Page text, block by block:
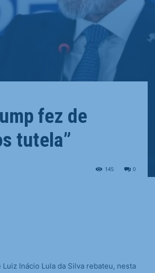
fez de
tutela”
0
145
Inácio Lula da Silva rebateu, nesta